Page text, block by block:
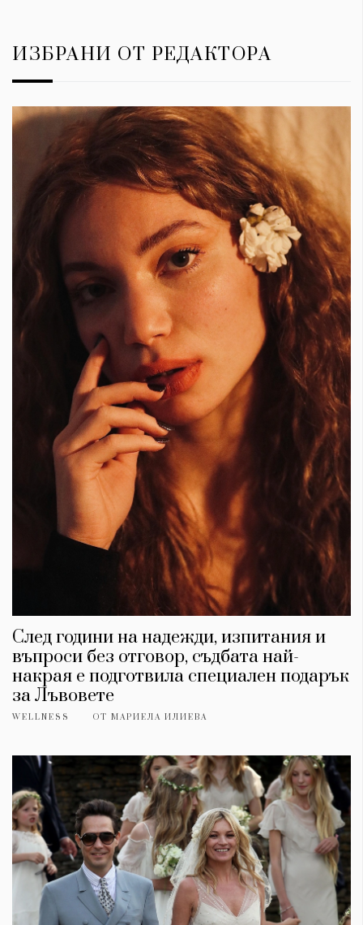
ИЗБРАНИ ОТ РЕДАКТОРА
След години на надежди, изпитания и
въпроси без отговор, съдбата най-
накрая е подготвила специален подарък
за Лъвовете
WELLNESS ОТ МАРИЕЛА ИЛИЕВА